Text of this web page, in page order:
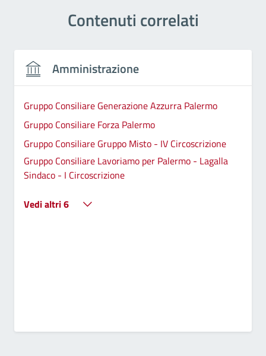
Contenuti correlati
Amministrazione
Gruppo Consiliare Generazione Azzurra Palermo
Gruppo Consiliare Forza Palermo
Gruppo Consiliare Gruppo Misto - IV Circoscrizione
Gruppo Consiliare Lavoriamo per Palermo - Lagalla
Sindaco - I Circoscrizione
Vedi altri 6